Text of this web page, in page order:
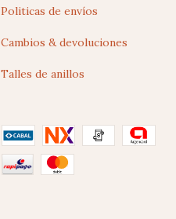
Politicas de envíos
Cambios & devoluciones
Talles de anillos